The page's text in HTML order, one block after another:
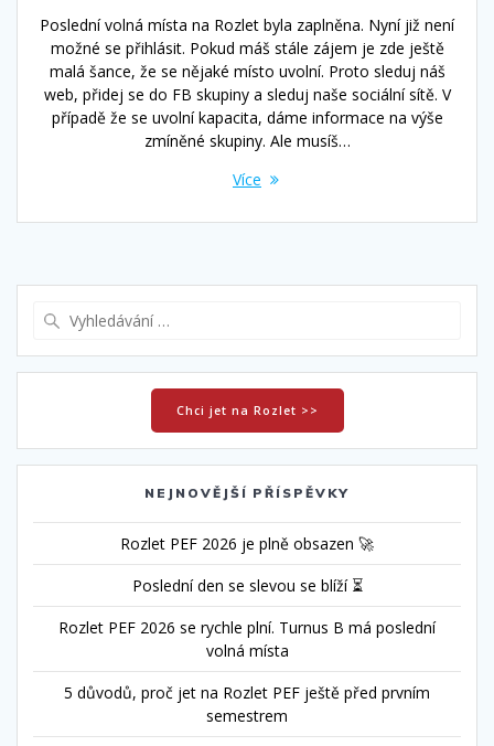
Poslední volná místa na Rozlet byla zaplněna. Nyní již není
možné se přihlásit. Pokud máš stále zájem je zde ještě
malá šance, že se nějaké místo uvolní. Proto sleduj náš
web, přidej se do FB skupiny a sleduj naše sociální sítě. V
případě že se uvolní kapacita, dáme informace na výše
zmíněné skupiny. Ale musíš…
Více
Chci jet na Rozlet >>
NEJNOVĚJŠÍ PŘÍSPĚVKY
Rozlet PEF 2026 je plně obsazen 🚀
Poslední den se slevou se blíží ⏳
Rozlet PEF 2026 se rychle plní. Turnus B má poslední
volná místa
5 důvodů, proč jet na Rozlet PEF ještě před prvním
semestrem